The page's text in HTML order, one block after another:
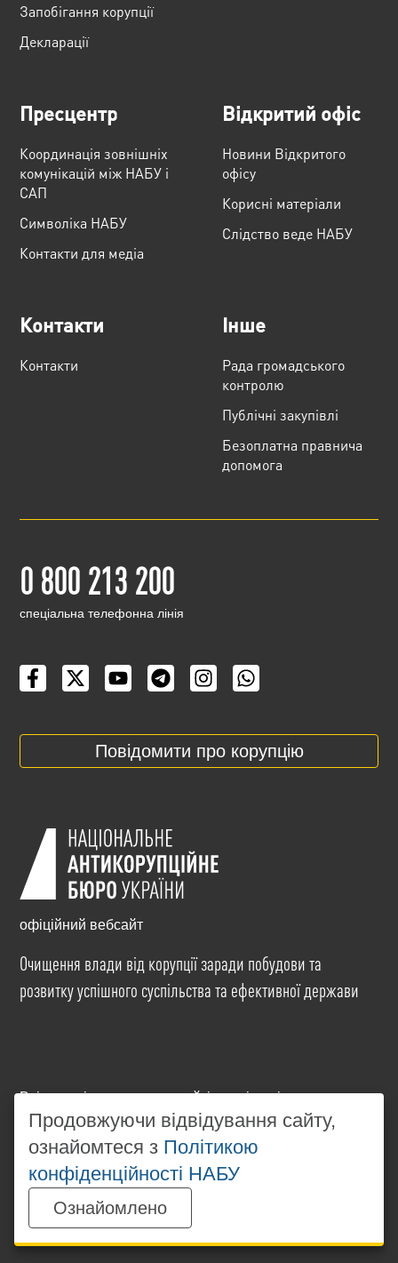
Запобігання корупції
Декларації
Пресцентр
Координація зовнішніх
комунікацій між НАБУ і
САП
Cимволіка НАБУ
Контакти для медіа
Відкритий офіс
Новини Відкритого
офісу
Корисні матеріали
Слідство веде НАБУ
Контакти
Контакти
Інше
Рада громадського
контролю
Публічні закупівлі
Безоплатна правнича
допомога
0 800 213 200
cпеціальна телефонна лінія
Повідомити про корупцію
офіційний вебсайт
Очищення влади від корупції заради побудови та
розвитку успішного суспільства та ефективної держави
Всі матеріали на цьому сайті розміщені на умовах
ліцензіїCreative Commons Attribution-NonCommercial-
NoDerivatives 4.0 International. Використання будь-
яких матеріалів, розміщених на сайті, дозволяється
за умови посилання наwww.nabu.gov.ua
незалежності від повного або часткового
використання матеріалів.
Продовжуючи відвідування сайту,
ознайомтеся з Політикою
конфіденційності НАБУ
Ознайомлено